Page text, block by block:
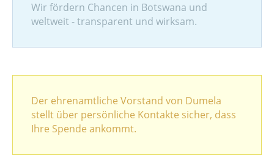
Wir fördern Chancen in Botswana und
weltweit - transparent und wirksam.
Der ehrenamtliche Vorstand von Dumela
stellt über persönliche Kontakte sicher, dass
Ihre Spende ankommt.